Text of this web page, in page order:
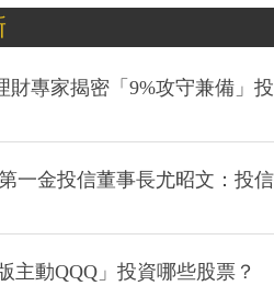
財專家揭密「9%攻守兼備」投
一金投信董事長尤昭文：投信
主動QQQ」投資哪些股票？